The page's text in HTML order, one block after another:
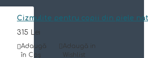
Cizmulite pentru copii din piele
315 Lei
Adaugă
în Coş
Adaugă in
Wishlist